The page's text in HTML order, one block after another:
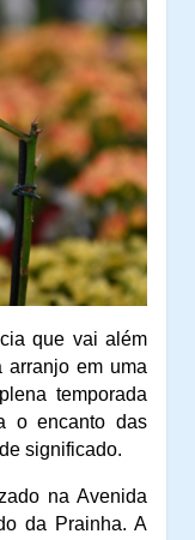
que vai além
arranjo em uma
temporada
o encanto das
significado.
na Avenida
da Prainha. A